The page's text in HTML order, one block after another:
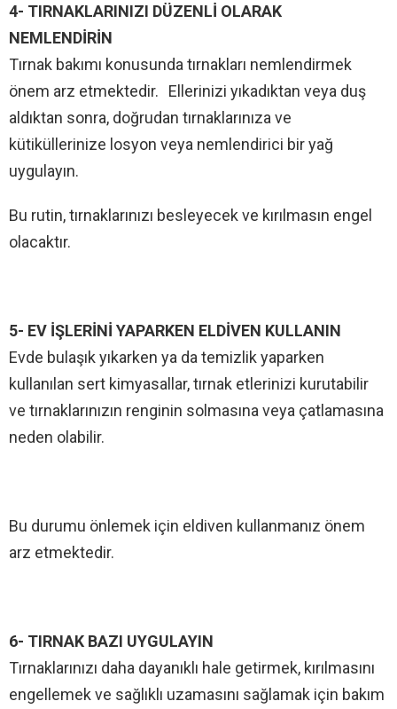
4- TIRNAKLARINIZI DÜZENLİ OLARAK
NEMLENDİRİN
Tırnak bakımı konusunda tırnakları nemlendirmek
önem arz etmektedir. Ellerinizi yıkadıktan veya duş
aldıktan sonra, doğrudan tırnaklarınıza ve
kütiküllerinize losyon veya nemlendirici bir yağ
uygulayın.
Bu rutin, tırnaklarınızı besleyecek ve kırılmasın engel
olacaktır.
5- EV İŞLERİNİ YAPARKEN ELDİVEN KULLANIN
Evde bulaşık yıkarken ya da temizlik yaparken
kullanılan sert kimyasallar, tırnak etlerinizi kurutabilir
ve tırnaklarınızın renginin solmasına veya çatlamasına
neden olabilir.
Bu durumu önlemek için eldiven kullanmanız önem
arz etmektedir.
6- TIRNAK BAZI UYGULAYIN
Tırnaklarınızı daha dayanıklı hale getirmek, kırılmasını
engellemek ve sağlıklı uzamasını sağlamak için bakım